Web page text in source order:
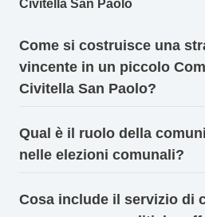
Civitella San Paolo
Come si costruisce una
vincente in un piccolo
Civitella San Paolo?
Qual è il ruolo della
nelle elezioni comunali?
Cosa include il servizio di